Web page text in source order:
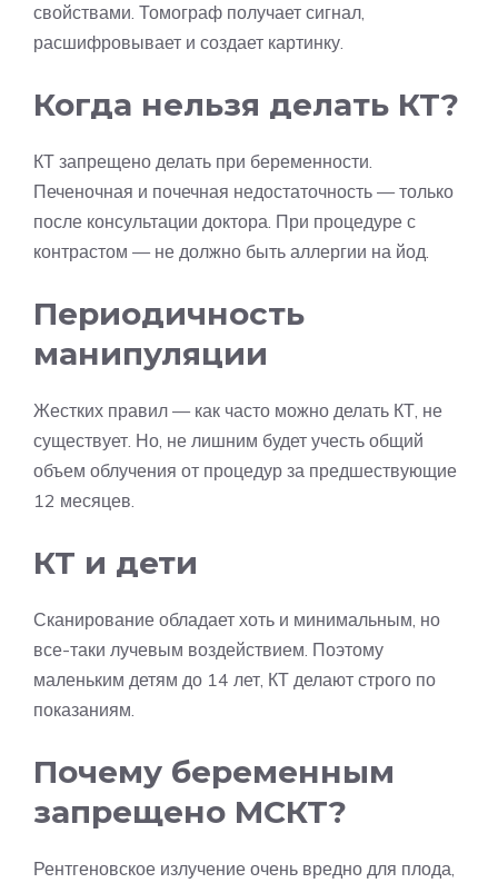
свойствами. Томограф получает сигнал,
расшифровывает и создает картинку.
Когда нельзя делать КТ?
КТ запрещено делать при беременности.
Печеночная и почечная недостаточность — только
после консультации доктора. При процедуре с
контрастом — не должно быть аллергии на йод.
Периодичность
манипуляции
Жестких правил — как часто можно делать КТ, не
существует. Но, не лишним будет учесть общий
объем облучения от процедур за предшествующие
12 месяцев.
КТ и дети
Сканирование обладает хоть и минимальным, но
все-таки лучевым воздействием. Поэтому
маленьким детям до 14 лет, КТ делают строго по
показаниям.
Почему беременным
запрещено МСКТ?
Рентгеновское излучение очень вредно для плода,